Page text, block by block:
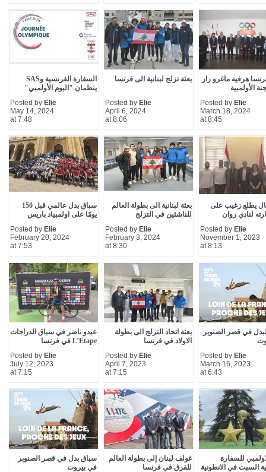
السفارة الفرنسية وSAS
ينظمان "اليوم الأولمبي"
Posted by Elie
May 14, 2024
at 7:48
بعثة تزلج لبنانية الى فرنسا
Posted by Elie
April 6, 2024
at 8:06
هرفيه ماغرو زار
الأولمبية
Posted by Elie
March 18, 2024
at 8:45
سباق بدل عالمي قبل 150
يومًا على اولمبياد باريس
Posted by Elie
February 20, 2024
at 7:53
بعثة لبنانية الى بطولة العالم
للناشئين في التزلج
Posted by Elie
February 3, 2024
at 8:30
يطلع زغيب على
لنادي روان
Posted by Elie
November 1, 2023
at 8:13
عبدو ناضر في سباق الدراجات
L’Etape في فرنسا
Posted by Elie
July 12, 2023
at 7:15
بعثة اتحاد التزلج الى بطولة
الاولاد في فرنسا
Posted by Elie
April 7, 2023
at 7:15
في قصر الصنوبر
Posted by Elie
March 16, 2023
at 6:43
سباق بدل في قصر الصنوبر
في بيروت
غولف لبنان إلى بطولة العالم
للفرق في فرنسا
للسفارة
السبت في الانطونية